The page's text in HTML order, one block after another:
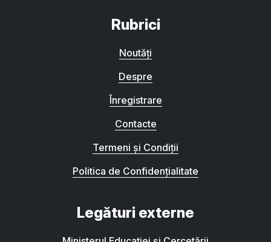
Rubrici
Noutăți
Despre
Înregistrare
Contacte
Termeni și Condiții
Politica de Confidențialitate
Legături externe